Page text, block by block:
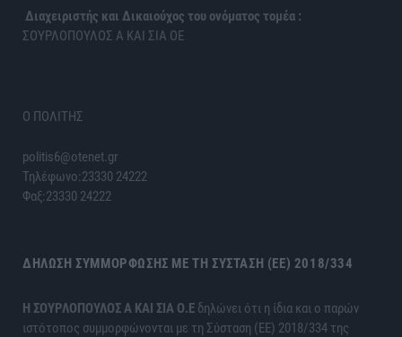
Διαχειριστής και Δικαιούχος του ονόματος τομέα :
ΣΟΥΡΛΟΠΟΥΛΟΣ Α ΚΑΙ ΣΙΑ ΟΕ
Ο ΠΟΛΙΤΗΣ
politis6@otenet.gr
Τηλέφωνο:23330 24222
Φαξ:23330 24222
ΔΉΛΩΣΗ ΣΥΜΜΌΡΦΩΣΗΣ ΜΕ ΤΗ ΣΎΣΤΑΣΗ (ΕΕ) 2018/334
H ΣΟΥΡΛΟΠΟΥΛΟΣ Α ΚΑΙ ΣΙΑ Ο.Ε δηλώνει ότι η ίδια και ο παρών
ιστότοπος συμμορφώνονται με τη Σύσταση (ΕΕ) 2018/334 της